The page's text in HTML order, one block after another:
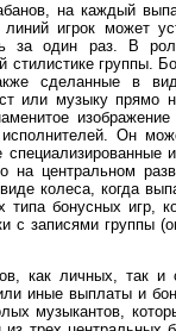
на каждый
игрок может
за один раз. В
группы.
сделанные в
или музыку прямо
изображение
Он
центральном
колеса, когда
бонусных игр,
с записями группы
как личных, так и
иные выплаты и
музыкантов,